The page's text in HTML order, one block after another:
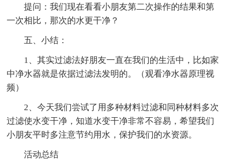
提问：我们现在看看小朋友第二次操作的结果和第
一次相比，那次的水更干净？
五、小结：
1、其实过滤法好朋友一直在我们的生活中，比如家
中净水器就是依据过滤法发明的。（观看净水器原理视
频）
2、今天我们尝试了用多种材料过滤和同种材料多次
过滤使水变干净，知道水变干净非常不容易，希望我们
小朋友平时多注意节约用水，保护我们的水资源。
活动总结